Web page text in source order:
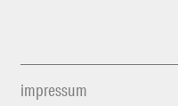
impressum